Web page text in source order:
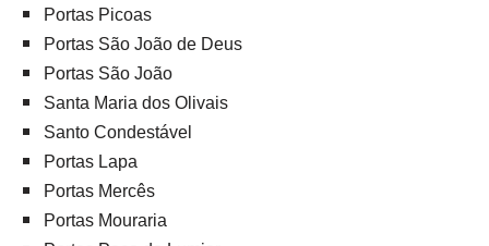
Portas Picoas
Portas São João de Deus
Portas São João
Santa Maria dos Olivais
Santo Condestável
Portas Lapa
Portas Mercês
Portas Mouraria